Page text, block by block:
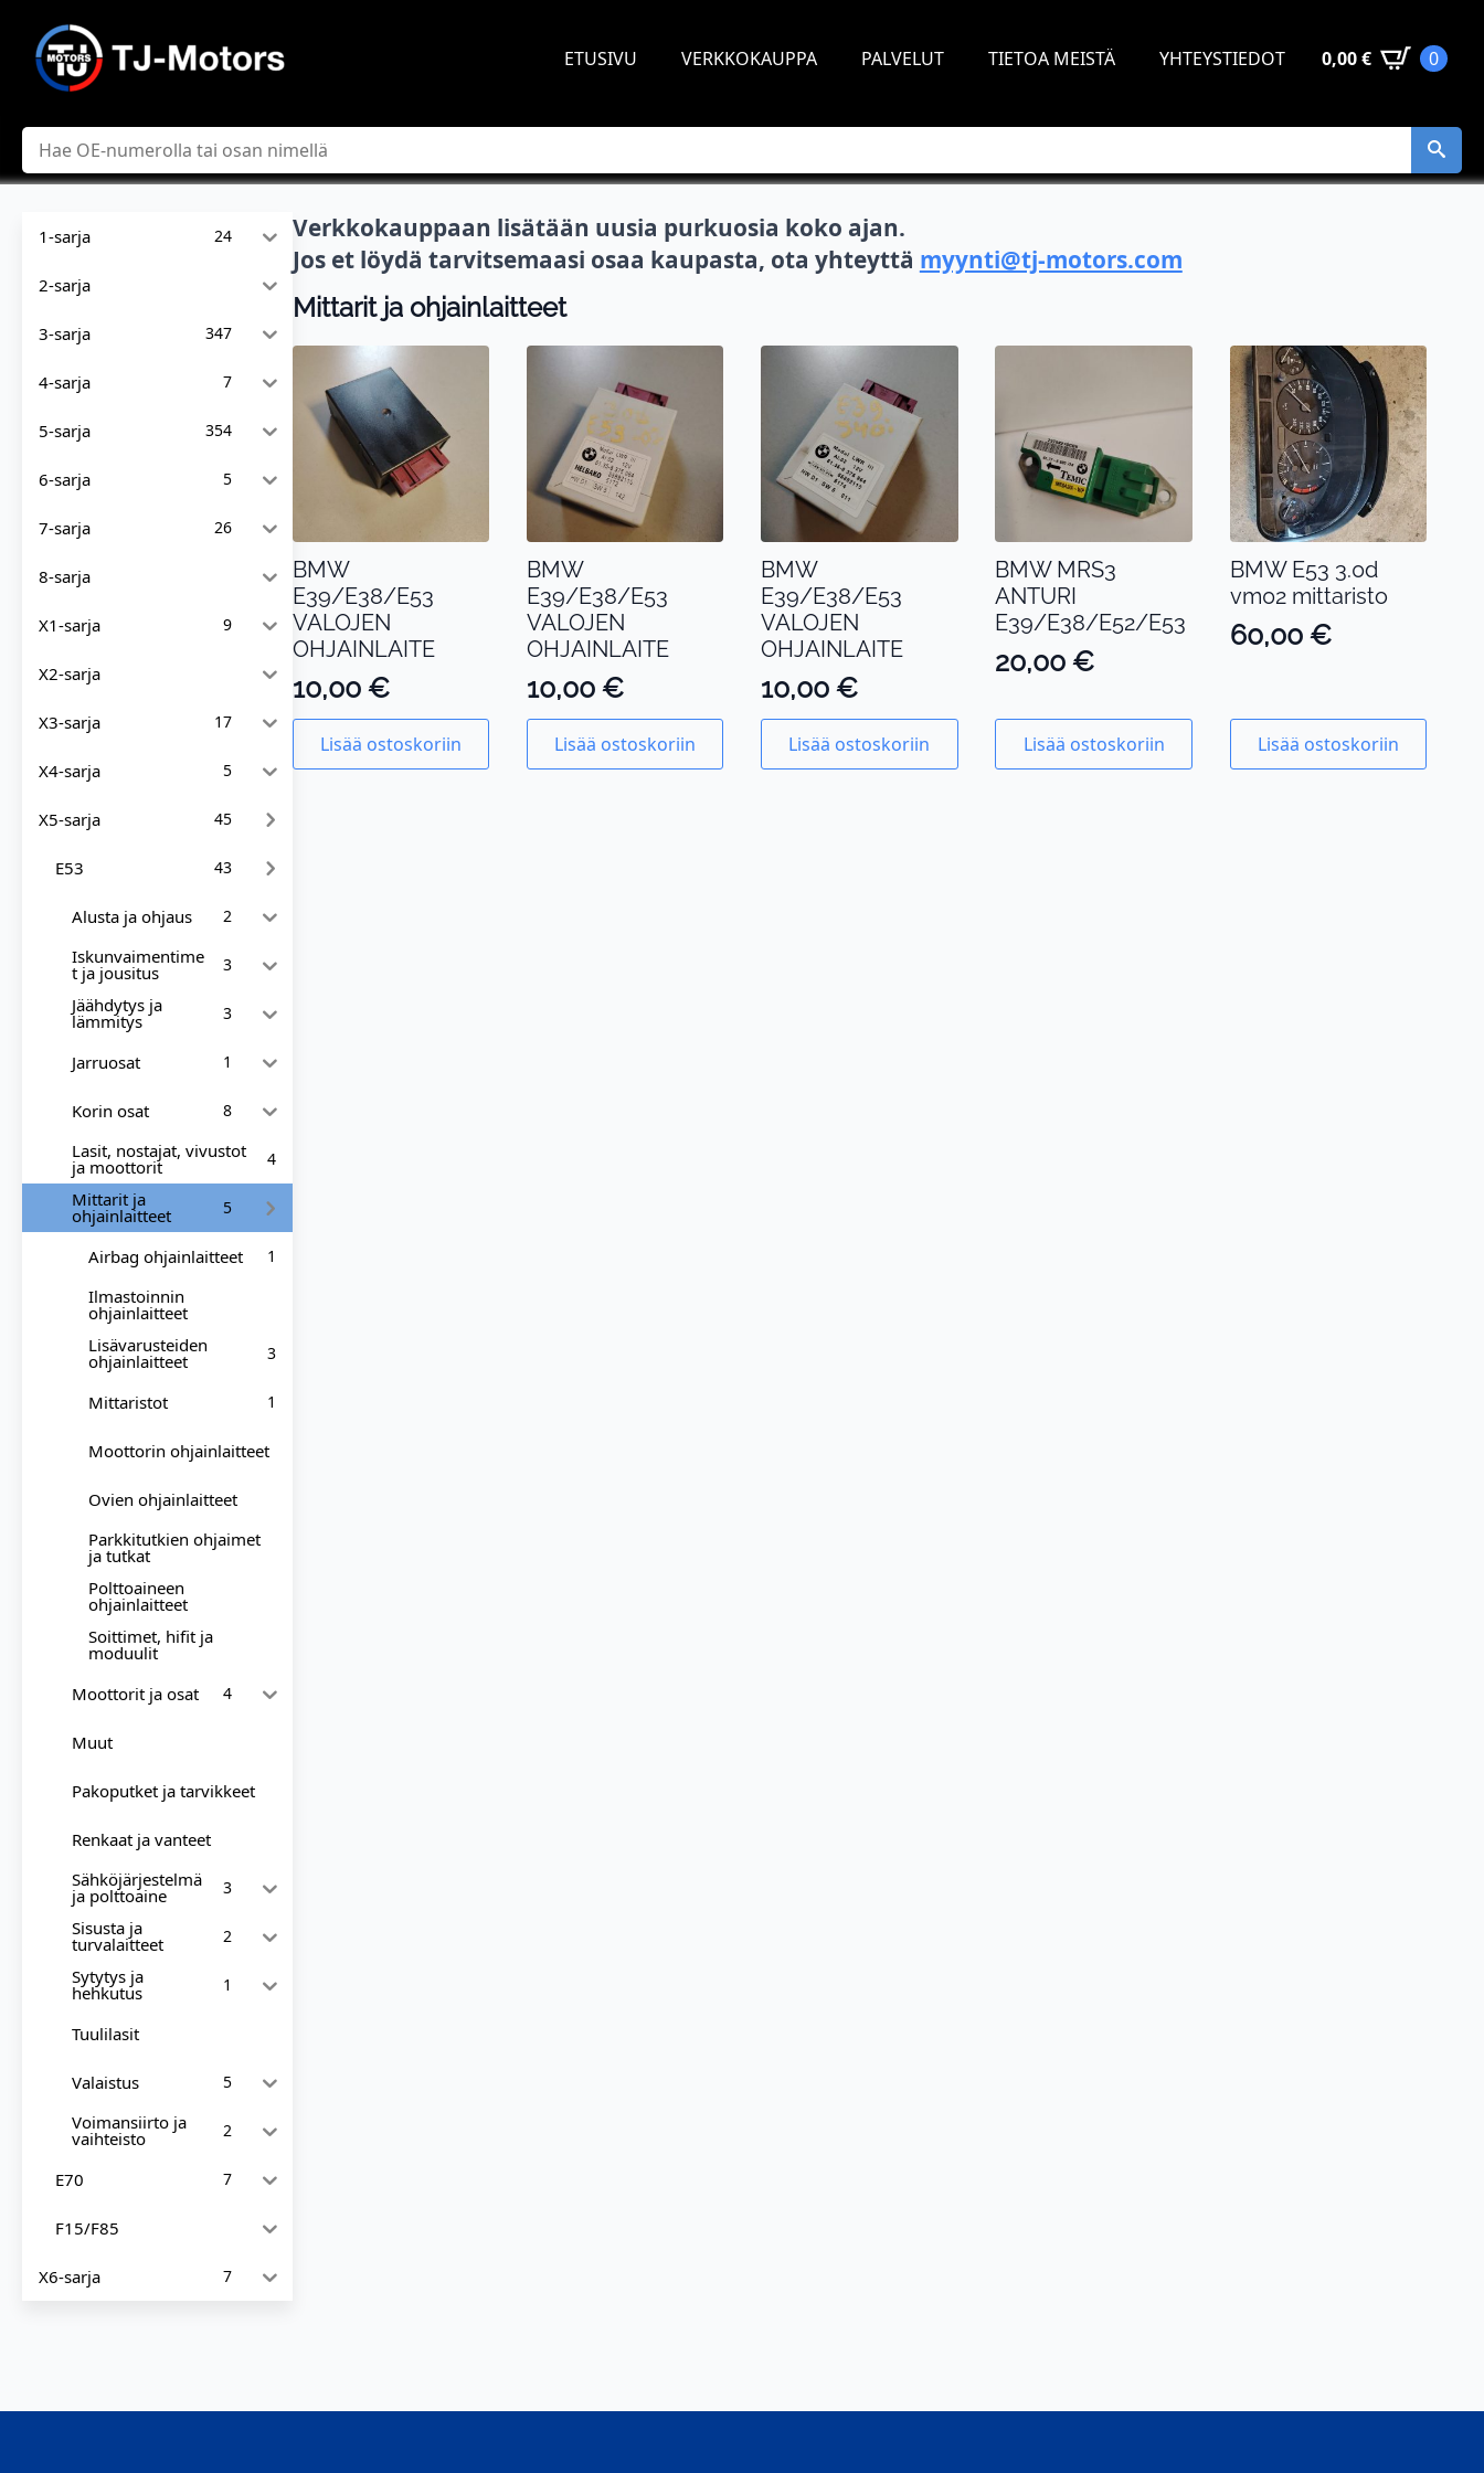
ETUSIVU VERKKOKAUPPA PALVELUT TIETOA MEISTÄ YHTEYSTIEDOT 0,00€ 0
Hae
1-sarja 24
2-sarja
3-sarja 347
4-sarja 7
5-sarja 354
6-sarja 5
7-sarja 26
8-sarja
X1-sarja 9
X2-sarja
X3-sarja 17
X4-sarja 5
X5-sarja 45
E53 43
Alusta ja ohjaus 2
Iskunvaimentime
t ja jousitus 3
Jäähdytys ja
lämmitys 3
Jarruosat 1
Korin osat 8
Lasit, nostajat, vivustot
ja moottorit 4
Mittarit ja
ohjainlaitteet 5
Airbag ohjainlaitteet 1
Ilmastoinnin
ohjainlaitteet
Lisävarusteiden
ohjainlaitteet 3
Mittaristot 1
Moottorin ohjainlaitteet
Ovien ohjainlaitteet
Parkkitutkien ohjaimet
ja tutkat
Polttoaineen
ohjainlaitteet
Soittimet, hifit ja
moduulit
Moottorit ja osat
4
Muut
Pakoputket ja tarvikkeet
Renkaat ja vanteet
Sähköjärjestelmä
ja polttoaine 3
Sisusta ja
turvalaitteet 2
Sytytys ja
hehkutus 1
Tuulilasit
Valaistus 5
Voimansiirto ja
vaihteisto 2
E70 7
F15/F85
X6-sarja 7
Verkkokauppaan lisätään uusia purkuosia koko ajan.
Jos et löydä tarvitsemaasi osaa kaupasta, ota yhteyttä myynti@tj-motors.com
Mittarit ja ohjainlaitteet
BMW
E39/E38/E53
VALOJEN
OHJAINLAITE
10,00 €
Lisää ostoskoriin
BMW
E39/E38/E53
VALOJEN
OHJAINLAITE
10,00 €
Lisää ostoskoriin
BMW
E39/E38/E53
VALOJEN
OHJAINLAITE
10,00€
Lisää ostoskoriin
BMW MRS3
ANTURI
E39/E38/E52/E53
20,00€
Lisää ostoskoriin
BMW E53 3.0d
vm02 mittaristo
60,00 €
Lisää ostoskoriin